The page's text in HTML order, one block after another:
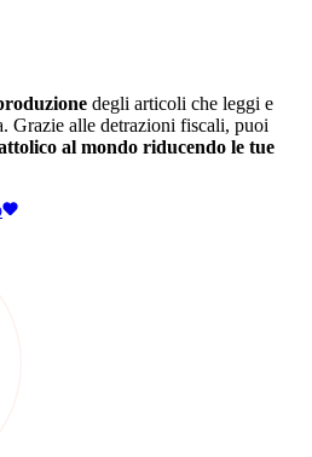
degli articoli che leggi e
Grazie alle detrazioni fiscali, puoi
al mondo riducendo le tue